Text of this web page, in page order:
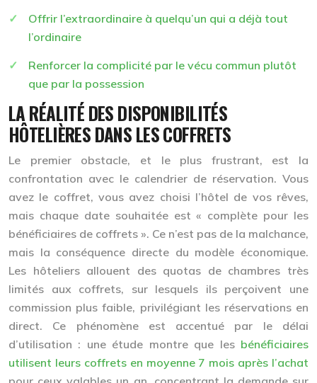
Offrir l’extraordinaire à quelqu’un qui a déjà tout
l’ordinaire
Renforcer la complicité par le vécu commun plutôt
que par la possession
LA RÉALITÉ DES DISPONIBILITÉS
HÔTELIÈRES DANS LES COFFRETS
Le premier obstacle, et le plus frustrant, est la
confrontation avec le calendrier de réservation. Vous
avez le coffret, vous avez choisi l’hôtel de vos rêves,
mais chaque date souhaitée est « complète pour les
bénéficiaires de coffrets ». Ce n’est pas de la malchance,
mais la conséquence directe du modèle économique.
Les hôteliers allouent des quotas de chambres très
limités aux coffrets, sur lesquels ils perçoivent une
commission plus faible, privilégiant les réservations en
direct. Ce phénomène est accentué par le délai
d’utilisation : une étude montre que les bénéficiaires
utilisent leurs coffrets en moyenne 7 mois après l’achat